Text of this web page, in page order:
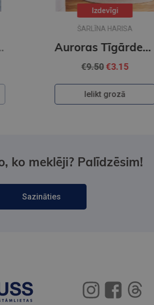
Auroras Tīgārdenas mistērijas. Trīs istabas un līķis
ko meklēji? Palīdzēsim!
Sazināties